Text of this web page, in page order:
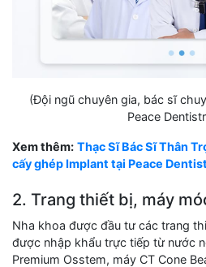
(Đội ngũ chuyên gia, bác sĩ
Peace
Xem thêm: Thạc Sĩ Bác Sĩ Thân
cấy ghép Implant tại Peace
2. Trang thiết bị, máy
Nha khoa được đầu tư các trang
được nhập khẩu trực tiếp từ nước
Premium Osstem, máy CT Cone